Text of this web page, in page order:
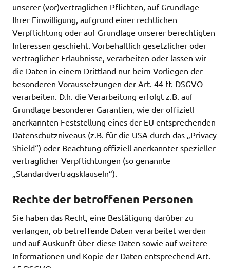
unserer (vor)vertraglichen Pflichten, auf Grundlage
Ihrer Einwilligung, aufgrund einer rechtlichen
Verpflichtung oder auf Grundlage unserer berechtigten
Interessen geschieht. Vorbehaltlich gesetzlicher oder
vertraglicher Erlaubnisse, verarbeiten oder lassen wir
die Daten in einem Drittland nur beim Vorliegen der
besonderen Voraussetzungen der Art. 44 ff. DSGVO
verarbeiten. D.h. die Verarbeitung erfolgt z.B. auf
Grundlage besonderer Garantien, wie der offiziell
anerkannten Feststellung eines der EU entsprechenden
Datenschutzniveaus (z.B. für die USA durch das „Privacy
Shield“) oder Beachtung offiziell anerkannter spezieller
vertraglicher Verpflichtungen (so genannte
„Standardvertragsklauseln“).
Rechte der betroffenen Personen
Sie haben das Recht, eine Bestätigung darüber zu
verlangen, ob betreffende Daten verarbeitet werden
und auf Auskunft über diese Daten sowie auf weitere
Informationen und Kopie der Daten entsprechend Art.